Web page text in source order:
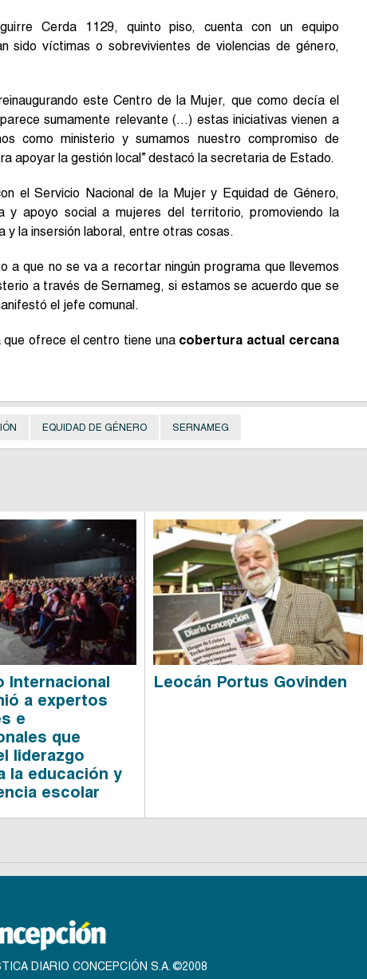
Cerda 1129, quinto piso, cuenta con un equipo
sido víctimas o sobrevivientes de violencias de género,
este Centro de la Mujer, que como decía el
sumamente relevante (…) estas iniciativas vienen a
como ministerio y sumamos nuestro compromiso de
apoyar la gestión local” destacó la secretaria de Estado.
el Servicio Nacional de la Mujer y Equidad de Género,
y apoyo social a mujeres del territorio, promoviendo la
y la insersión laboral, entre otras cosas.
a que no se va a recortar ningún programa que llevemos
a través de Sernameg, si estamos se acuerdo que se
el jefe comunal.
ofrece el centro tiene una cobertura actual cercana
EQUIDAD DE GÉNERO SERNAMEG
Internacional
a expertos
e
que
liderazgo
la educación y
escolar
Leocán Portus Govinden
DIARIO CONCEPCIÓN S.A. ©2008